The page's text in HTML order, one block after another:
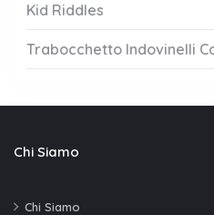
Kid Riddles
Trabocchetto Indovinelli
Chi Siamo
Chi Siamo